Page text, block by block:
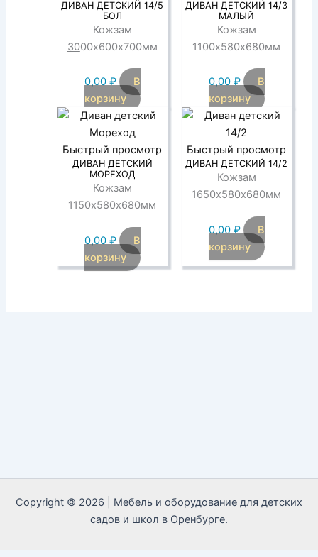
ДИВАН ДЕТСКИЙ 14/5
БОЛ
Кожзам
3000х600х700мм
0,00 ₽
В
корзину
ДИВАН ДЕТСКИЙ 14/3
МАЛЫЙ
Кожзам
1100х580х680мм
0,00 ₽
В
корзину
Быстрый просмотр
ДИВАН ДЕТСКИЙ
МОРЕХОД
Кожзам
1150х580х680мм
0,00 ₽
В
корзину
Быстрый просмотр
ДИВАН ДЕТСКИЙ 14/2
Кожзам
1650х580х680мм
0,00 ₽
В
корзину
Copyright © 2026 | Мебель и оборудование для детских
садов и школ в Оренбурге.